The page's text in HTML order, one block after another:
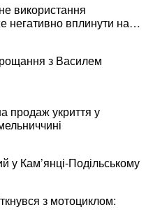
використання
негативно вплинути на
з Василем
продаж укриття у
у Кам’янці-Подільському
з мотоциклом: